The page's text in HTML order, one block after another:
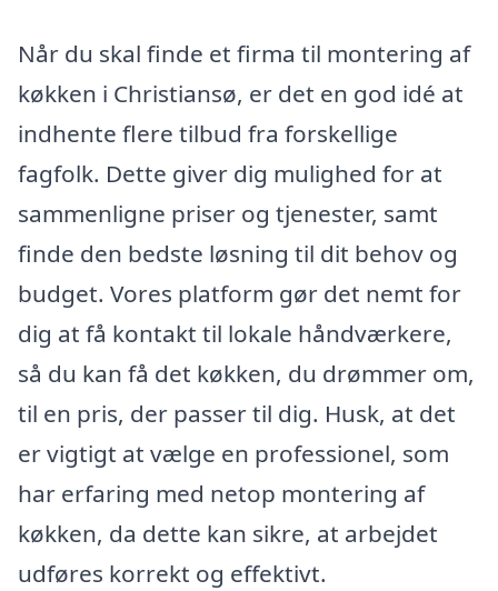
Når du skal finde et firma til montering af
køkken i Christiansø, er det en god idé at
indhente flere tilbud fra forskellige
fagfolk. Dette giver dig mulighed for at
sammenligne priser og tjenester, samt
finde den bedste løsning til dit behov og
budget. Vores platform gør det nemt for
dig at få kontakt til lokale håndværkere,
så du kan få det køkken, du drømmer om,
til en pris, der passer til dig. Husk, at det
er vigtigt at vælge en professionel, som
har erfaring med netop montering af
køkken, da dette kan sikre, at arbejdet
udføres korrekt og effektivt.